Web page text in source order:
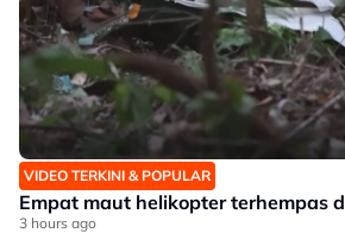
VIDEO TERKINI & POPULAR
Empat maut helikopter terhempas
3 hours ago